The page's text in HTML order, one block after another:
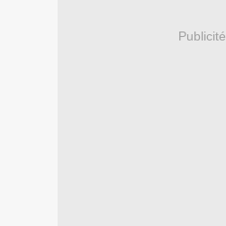
Publicité